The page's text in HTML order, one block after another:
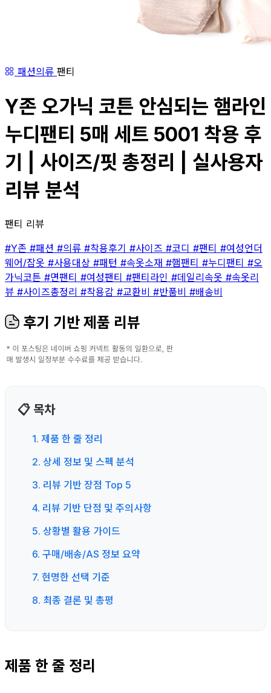
패션의류 팬티
Y존 오가닉 코튼 안심되는 햄라인
누디팬티 5매 세트 5001 착용 후
기 | 사이즈/핏 총정리 | 실사용자
리뷰 분석
팬티 리뷰
#Y존 #패션 #의류 #착용후기 #사이즈 #코디 #팬티 #여성언더
웨어/잠옷 #사용대상 #패턴 #속옷소재 #햄팬티 #누디팬티 #오
가닉코튼 #면팬티 #여성팬티 #팬티라인 #데일리속옷 #속옷리
뷰 #사이즈총정리 #착용감 #교환비 #반품비 #배송비
후기 기반 제품 리뷰
📋 목차
1. 제품 한 줄 정리
2. 상세 정보 및 스펙 분석
3. 리뷰 기반 장점 Top 5
4. 리뷰 기반 단점 및 주의사항
5. 상황별 활용 가이드
6. 구매/배송/AS 정보 요약
7. 현명한 선택 기준
8. 최종 결론 및 총평
제품 한 줄 정리